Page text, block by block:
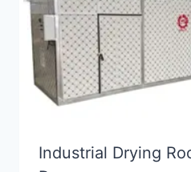
Industrial Drying